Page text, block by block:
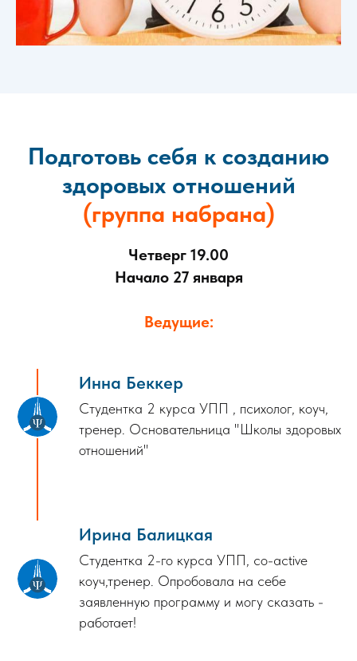
Подготовь себя к созданию
здоровых отношений
(группа набрана)
Четверг 19.00
Начало 27 января
Ведущие:
Инна Беккер
Студентка 2 курса УПП , психолог, коуч,
тренер. Основательница "Школы здоровых
отношений"
Ирина Балицкая
Студентка 2-го курса УПП, co-active
коуч,тренер. Опробовала на себе
заявленную программу и могу сказать -
работает!